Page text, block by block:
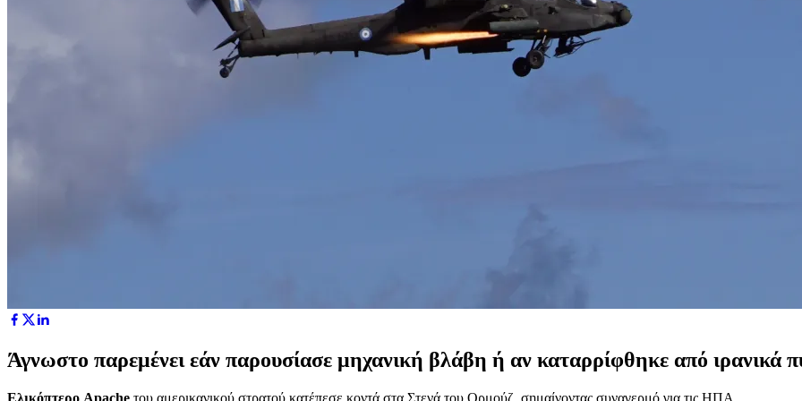
Άγνωστο παρεμένει εάν παρουσίασε μηχανική βλάβη ή αν καταρρίφθηκε από ιρανικά
Ελικόπτερο Apache του αμερικανικού στρατού κατέπεσε κοντά στα Στενά του Ορμούζ, σημαίνοντας συναγερμό για τις ΗΠΑ.